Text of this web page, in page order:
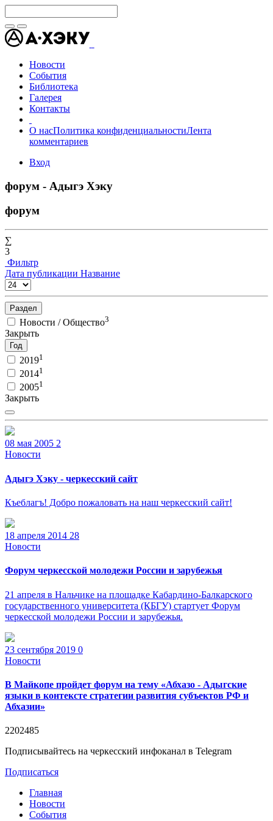
Новости
События
Библиотека
Галерея
Контакты
О насПолитика конфиденциальностиЛента
комментариев
Вход
форум - Адыгэ Хэку
форум
∑
3
Фильтр
Дата публикации Название
Раздел
Новости / Общество3
Закрыть
Год
20191
20141
20051
Закрыть
08 мая 2005 2
Новости
Адыгэ Хэку - черкесский сайт
Къеблагъ! Добро пожаловать на наш черкесский сайт!
18 апреля 2014 28
Новости
Форум черкесской молодежи России и зарубежья
21 апреля в Нальчике на площадке Кабардино-Балкарского
государственного университета (КБГУ) стартует Форум
черкесской молодежи России и зарубежья.
23 сентября 2019 0
Новости
В Майкопе пройдет форум на тему «Абхазо - Адыгские
языки в контексте стратегии развития субъектов РФ и
Абхазии»
2202485
Подписывайтесь на черкесский инфоканал в Telegram
Подписаться
Главная
Новости
События